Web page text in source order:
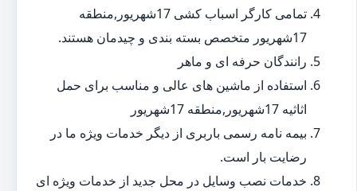
تمامی کارگر اسباب کشی 17شهریور,منطقه
17شهریور متخصص بسته بندی و چیدمان هستند.
رانندگان حرفه ای و ماهر
استفاده از ماشین های عالی و مناسب برای حمل
اثاثیه 17شهریور,منطقه 17شهریور
بیمه نامه رسمی باربری از دیگر خدمات ویژه ما در
رضایت بار است.
خدمات نصب وسایل در محل جدید از خدمات ویژه ای